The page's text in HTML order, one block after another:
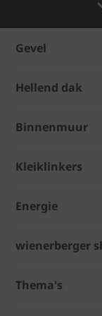
Gevel
Hellend dak
Binnenmuur
Kleiklinkers
Energie
wienerberger
Thema's